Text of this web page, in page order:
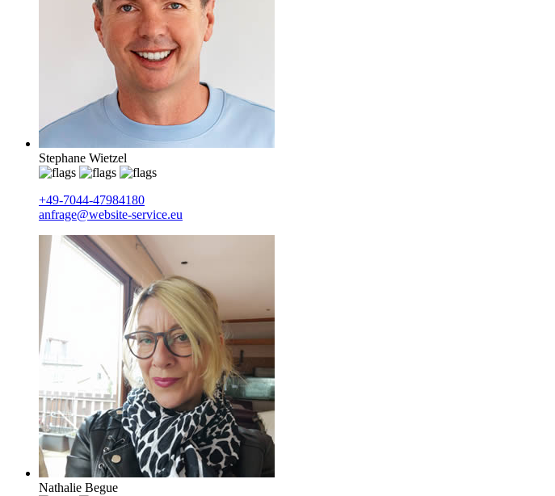
Stephane Wietzel
+49-7044-47984180
anfrage@website-service.eu
Nathalie Begue